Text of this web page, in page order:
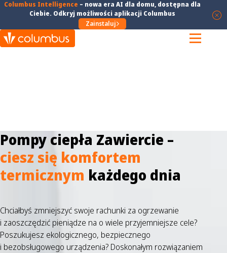
Columbus Intelligence – nowa era AI dla domu, dostępna dla
Ciebie. Odkryj możliwości aplikacji Columbus
Zainstaluj
Pompy ciepła Zawiercie –
ciesz się komfortem
termicznym każdego dnia
Chciałbyś zmniejszyć swoje rachunki za ogrzewanie
i zaoszczędzić pieniądze na o wiele przyjemniejsze cele?
Poszukujesz ekologicznego, bezpiecznego
i bezobsługowego urządzenia? Doskonałym rozwiązaniem